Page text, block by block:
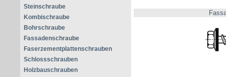
Steinschraube
Kombischraube
Bohrschraube
Fassadenschraube
Faserzementplattenschrauben
Schlossschrauben
Holzbauschrauben